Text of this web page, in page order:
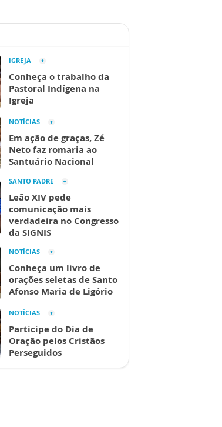
IGREJA
Conheça o trabalho da
Pastoral Indígena na
Igreja
NOTÍCIAS
Em ação de graças, Zé
Neto faz romaria ao
Santuário Nacional
SANTO PADRE
Leão XIV pede
comunicação mais
verdadeira no Congresso
da SIGNIS
NOTÍCIAS
Conheça um livro de
orações seletas de Santo
Afonso Maria de Ligório
NOTÍCIAS
Participe do Dia de
Oração pelos Cristãos
Perseguidos